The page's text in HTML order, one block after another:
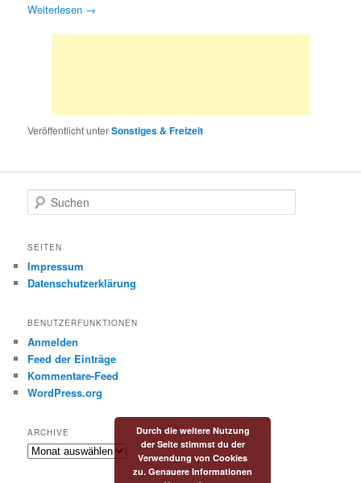
Weiterlesen →
Veröffentlicht unterSonstiges & Freizeit
u
h
n
SEITEN
Impressum
Datenschutzerklärung
BENUTZERFUNKTIONEN
Anmelden
Feed der Einträge
Kommentare-Feed
WordPress.org
ARCHIVE
Archive
Durch die weitere Nutzung
der Seite stimmst du der
Verwendung von Cookies
zu. Genauere Informationen